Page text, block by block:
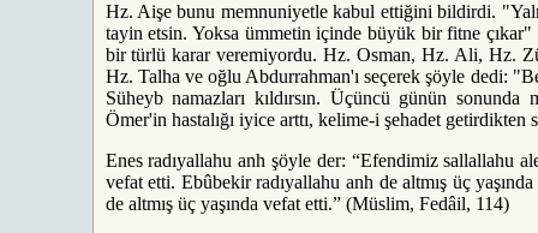
Hz. Aişe bunu memnuniyetle kabul ettiğini bildirdi.
tayin etsin. Yoksa ümmetin içinde büyük bir fitne
bir türlü karar veremiyordu. Hz. Osman, Hz. Ali, Hz.
Hz. Talha ve oğlu Abdurrahman'ı seçerek şöyle dedi:
Süheyb namazları kıldırsın. Üçüncü günün
Ömer'in hastalığı iyice arttı, kelime-i şehadet getirdikten
Enes radıyallahu anh şöyle der: “Efendimiz sallallahu
vefat etti. Ebûbekir radıyallahu anh de altmış üç
de altmış üç yaşında vefat etti.” (Müslim, Fedâil, 114)